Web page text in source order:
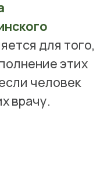
для того,
этих
человек
врачу.